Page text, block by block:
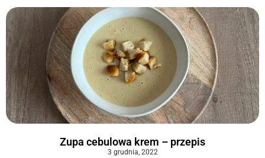
Zupa cebulowa krem – przepis
3 grudnia, 2022